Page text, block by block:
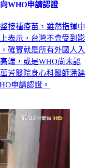
WHO申請認證
接種疫苗，雖然指揮中
表示，台灣不會受到影
確實就是所有外國人入
端，或是WHO尚未認
芳醫院身心科醫師潘建
申請認證。